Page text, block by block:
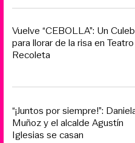
Vuelve “CEBOLLA”: Un
para llorar de la risa en
Recoleta
“¡Juntos por siempre!”:
Muñoz y el alcalde Agustín
Iglesias se casan